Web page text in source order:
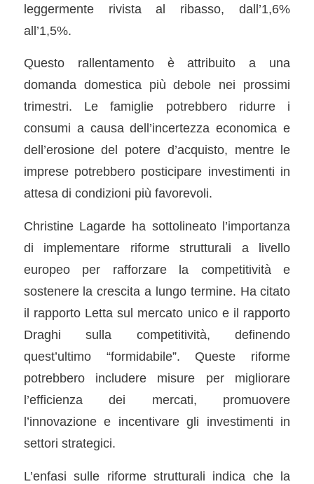
leggermente rivista al ribasso, dall’1,6%
all’1,5%.
Questo rallentamento è attribuito a una
domanda domestica più debole nei prossimi
trimestri. Le famiglie potrebbero ridurre i
consumi a causa dell’incertezza economica e
dell’erosione del potere d’acquisto, mentre le
imprese potrebbero posticipare investimenti in
attesa di condizioni più favorevoli.
Christine Lagarde ha sottolineato l’importanza
di implementare riforme strutturali a livello
europeo per rafforzare la competitività e
sostenere la crescita a lungo termine. Ha citato
il rapporto Letta sul mercato unico e il rapporto
Draghi sulla competitività, definendo
quest’ultimo “formidabile”. Queste riforme
potrebbero includere misure per migliorare
l’efficienza dei mercati, promuovere
l’innovazione e incentivare gli investimenti in
settori strategici.
L’enfasi sulle riforme strutturali indica che la